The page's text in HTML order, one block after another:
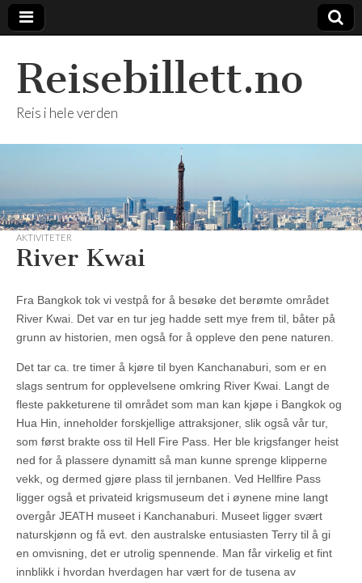
Reisebillett.no
Reis i hele verden
AKTIVITETER
River Kwai
Fra Bangkok tok vi vestpå for å besøke det berømte området
River Kwai. Det var en tur jeg hadde sett mye frem til, båter på
grunn av historien, men også for å oppleve den pene naturen.
Det tar ca. tre timer å kjøre til byen Kanchanaburi, som er en
slags sentrum for opplevelsene omkring River Kwai. Langt de
fleste pakketurene til området som man kan kjøpe i Bangkok og
Hua Hin, inneholder forskjellige attraksjoner, slik også vår tur,
som først brakte oss til Hell Fire Pass. Her ble krigsfanger heist
ned for å plassere dynamitt så man kunne sprenge klipperne
vekk, og dermed gjøre plass til jernbanen. Ved Hellfire Pass
ligger også et privateid krigsmuseum det i øynene mine langt
overgår JEATH museet i Kanchanaburi. Museet ligger svært
naturskjønn og få evt. den australske entusiasten Terry til å gi
en omvisning, det er utrolig spennende. Man får virkelig et fint
innblikk i hvordan hverdagen har vært for de tusena av